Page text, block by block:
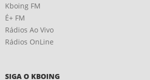
Kboing FM
É+ FM
Rádios Ao Vivo
Rádios OnLine
SIGA O KBOING